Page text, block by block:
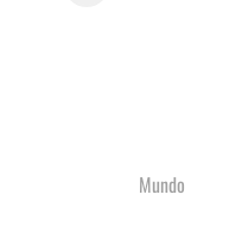
Mundo